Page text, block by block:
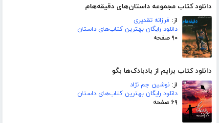
دانلود کتاب مجموعه داستان‌های دقیقه‌هام
از: فرزانه تقدیری
دانلود رایگان بهترین کتاب‌های داستان
۹۰ صفحه
دانلود کتاب برایم از بادبادک‌ها بگو
از: نوشین جم نژاد
دانلود رایگان بهترین کتاب‌های داستان
۶۹ صفحه